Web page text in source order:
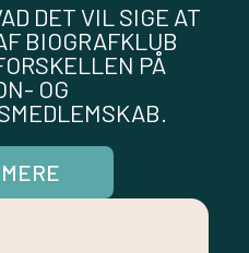
DET VIL SIGE AT
BIOGRAFKLUB
PÅ
OG